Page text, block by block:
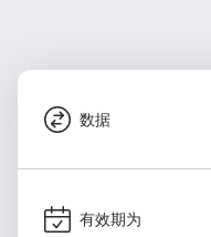
数据
有效期为